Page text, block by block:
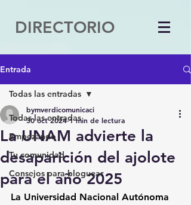
DIRECTORIO
Entrada
Todas las entradas
Empezando
Tu comunidad
Consejos para bloguear
Todas las entradas
La UNAM advierte la
desaparición del ajolote
para el año 2025
bymverdicomunicaci
30 oct 2024 1 min de lectura
La Universidad Nacional Autónoma